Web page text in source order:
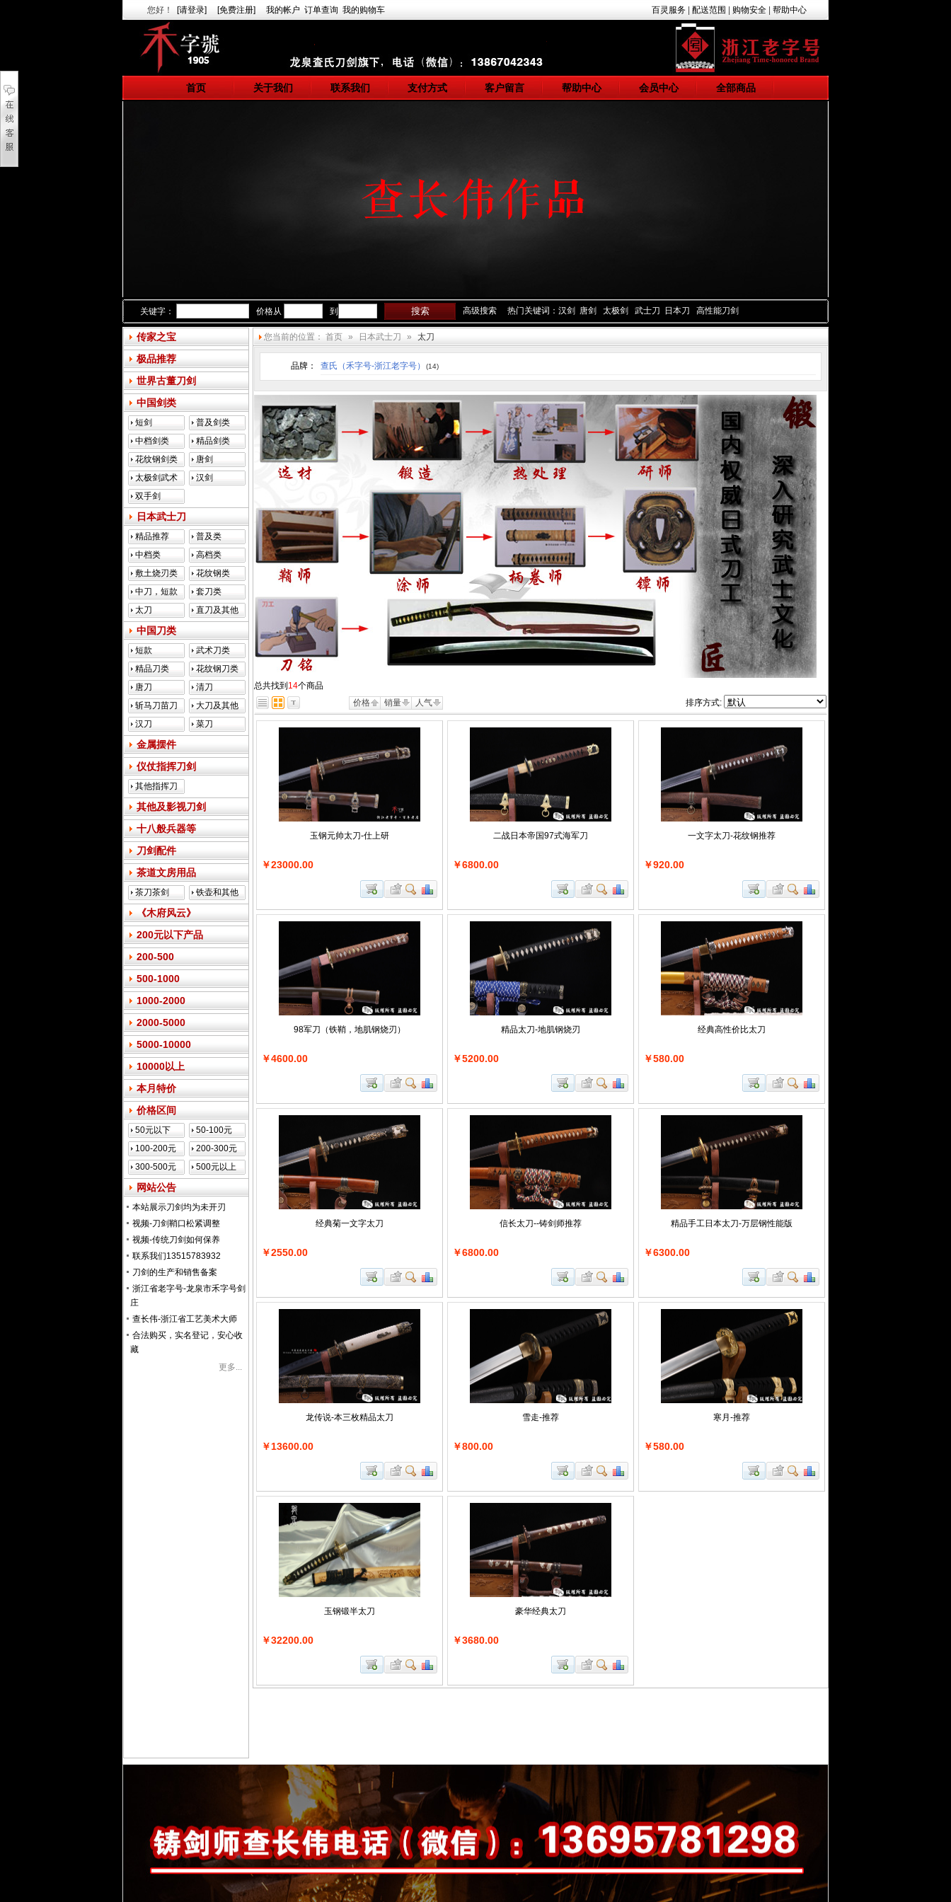
您好 ！ [请登录] [免费注册] 我的帐户 订单查询 我的购物车 百灵服务 配送范围 购物安全 帮助中心
首页 关于我们 联系我们 支付方式 客户留言 帮助中心 会员中心 全部商品
关键字： 价格从 到 高级搜索 热门关键词：汉剑 唐剑 太极剑 武士刀 日本刀 高性能刀剑
传家之宝
极品推荐
世界古董刀剑
中国剑类
短剑
普及剑类
中档剑类
精品剑类
花纹钢剑类
唐剑
太极剑武术
剑
汉剑
双手剑
日本武士刀
精品推荐
普及类
中档类
高档类
敷土烧刃类
花纹钢类
中刀，短款
类
套刀类
太刀
直刀及其他
类
中国刀类
短款
武术刀类
精品刀类
花纹钢刀类
唐刀
清刀
斩马刀苗刀
大刀及其他
类
汉刀 菜刀
金属摆件
仪仗指挥刀剑
其他指挥刀
其他及影视刀剑
十八般兵器等
刀剑配件
茶道文房用品
茶刀茶剑 铁壶和其他
《木府风云》
200元以下产品
200-500
500-1000
1000-2000
2000-5000
5000-10000
10000以上
本月特价
价格区间
50元以下
50-100元
100-200元
200-300元
300-500元
500元以上
网站公告
本站展示刀剑均为未开刃
视频-刀剑鞘口松紧调整
视频-传统刀剑如何保养
联系我们13515783932
刀剑的生产和销售备案
浙江省老字号-龙泉市禾字号剑
庄
查长伟-浙江省工艺美术大师
合法购买，实名登记，安心收
藏
更多...
您当前的位置： 首页 » 日本武士刀 » 太刀
品牌： 查氏（禾字号-浙江老字号） (14)
总共找到 14个商品
价格
销量 人气 排序方式:
玉钢元帅太刀-仕上研
￥23000.00
二战日本帝国97式海军刀
￥6800.00
一文字太刀-花纹钢推荐
￥920.00
98军刀（铁鞘，地肌钢烧刃）
￥4600.00
精品太刀-地肌钢烧刃
￥5200.00
经典高性价比太刀
￥580.00
经典菊一文字太刀
￥2550.00
信长太刀--铸剑师推荐
￥6800.00
精品手工日本太刀-万层钢性能版
￥6300.00
龙传说-本三枚精品太刀
￥13600.00
雪走-推荐
￥800.00
寒月-推荐
￥580.00
玉钢锻半太刀
￥32200.00
豪华经典太刀
￥3680.00